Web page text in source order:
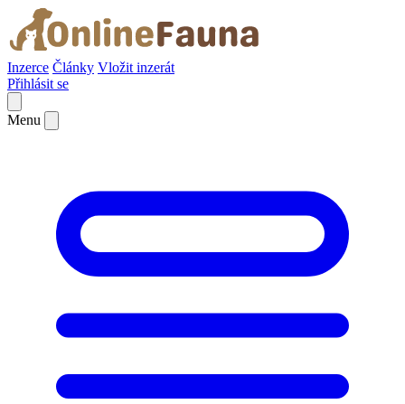
Inzerce Články Vložit inzerát
Přihlásit se
Menu